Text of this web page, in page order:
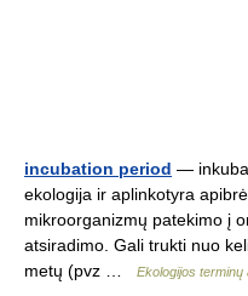
incubation period —
ekologija ir aplinkotyra
mikroorganizmų patekimo į
atsiradimo. Gali trukti nuo
metų (pvz …
Ekologijos